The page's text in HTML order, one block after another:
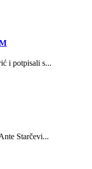
i potpisali s...
Starčevi...